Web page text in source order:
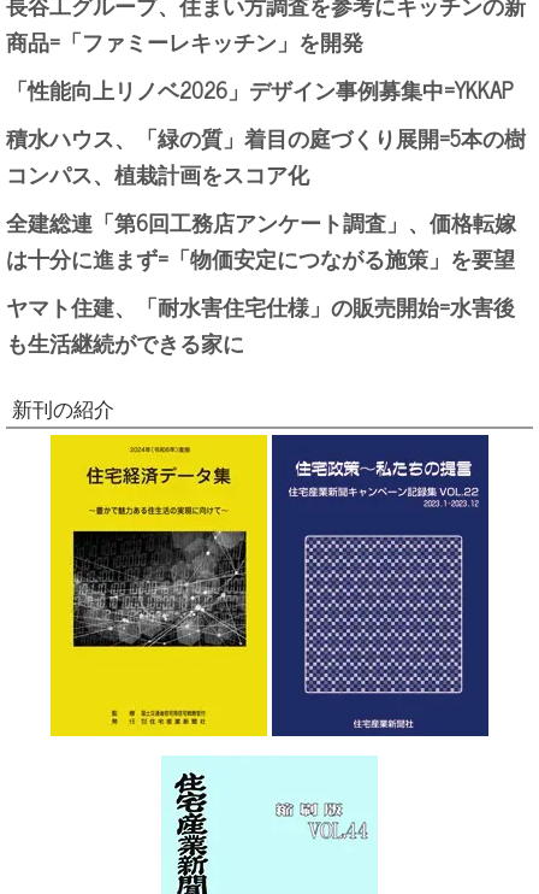
商品=「ファミーレキッチン」を開発
「性能向上リノベ2026」デザイン事例募集中=YKKAP
積水ハウス、「緑の質」着目の庭づくり展開=5本の樹
コンパス、植栽計画をスコア化
全建総連「第6回工務店アンケート調査」、価格転嫁
は十分に進まず=「物価安定につながる施策」を要望
ヤマト住建、「耐水害住宅仕様」の販売開始=水害後
も生活継続ができる家に
新刊の紹介